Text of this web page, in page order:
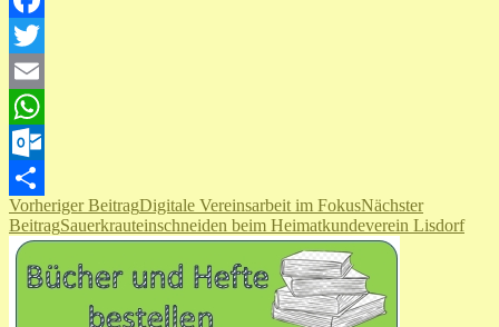
Facebook
Twitter
Email
WhatsApp
Outlook.com
Teilen
Beitragsnavigation
Vorheriger BeitragDigitale Vereinsarbeit im FokusNächster
BeitragSauerkrauteinschneiden beim Heimatkundeverein Lisdorf